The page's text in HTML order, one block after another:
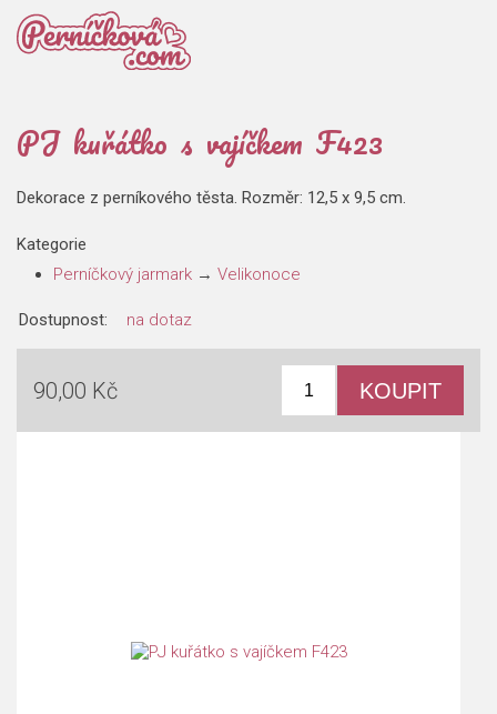
PJ kuřátko s vajíčkem F423
Dekorace z perníkového těsta. Rozměr: 12,5 x 9,5 cm.
Kategorie
Perníčkový jarmark → Velikonoce
Dostupnost: na dotaz
90,00 Kč